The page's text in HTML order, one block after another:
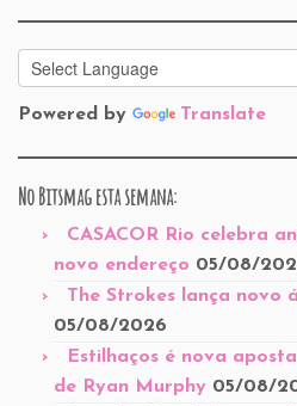
Powered by Translate
No Bitsmag esta semana:
CASACOR Rio celebra
novo endereço 05/08/
The Strokes lança novo
05/08/2026
Estilhaços é nova
de Ryan Murphy 05/08/